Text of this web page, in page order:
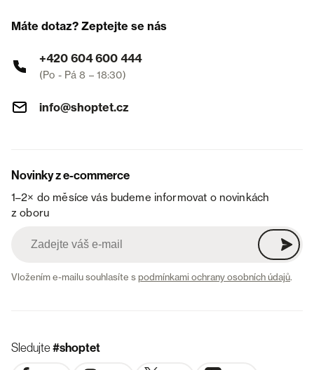
Máte dotaz? Zeptejte se nás
+420 604 600 444
(Po - Pá 8 – 18:30)
info@shoptet.cz
Novinky z e-commerce
1–2× do měsíce vás budeme informovat o novinkách
z oboru
Vložením e-mailu souhlasíte spodmínkami ochrany osobních údajů.
Sledujte#shoptet